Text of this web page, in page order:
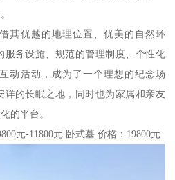
其优越的地理位置、优美的自然环
服务设施、规范的管理制度、个性化
动活动，成为了一个理想的纪念场
详的长眠之地，同时也为家属和亲友
的平台。
元-11800元 卧式墓 价格：19800元